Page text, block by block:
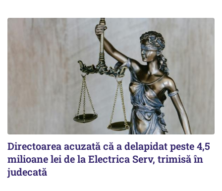
Directoarea acuzată că a delapidat peste 4,5
milioane lei de la Electrica Serv, trimisă în
judecată